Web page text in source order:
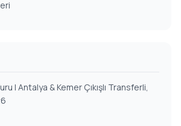
| Antalya & Kemer Çıkışlı Transferli,